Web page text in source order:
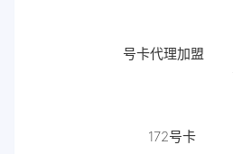
号卡代理加盟